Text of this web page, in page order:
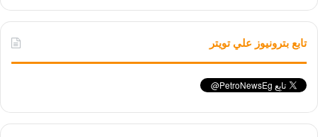
تابع بترونيوز علي تويتر